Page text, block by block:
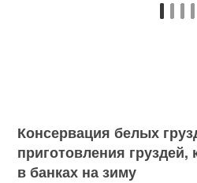
Консервация белых
приготовления
в банках на зиму